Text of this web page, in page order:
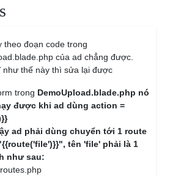
theo đoạn code trong
của ad chẳng được.
như thế này thì sửa lại được
trong DemoUpload.blade.php nó
được khi ad dùng action =
ad phải dùng chuyển tới 1 route
tên 'file' phải là 1
như sau: